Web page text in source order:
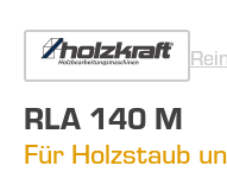
RLA 140 M
Für Holzstaub